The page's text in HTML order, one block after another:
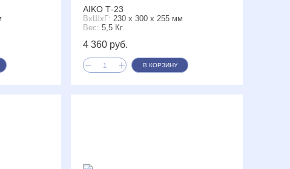
AIKO Т-23
ВxШxГ: 230 x 300 x 255 мм
Вес: 5,5 Кг
4 360 руб.
В КОРЗИНУ